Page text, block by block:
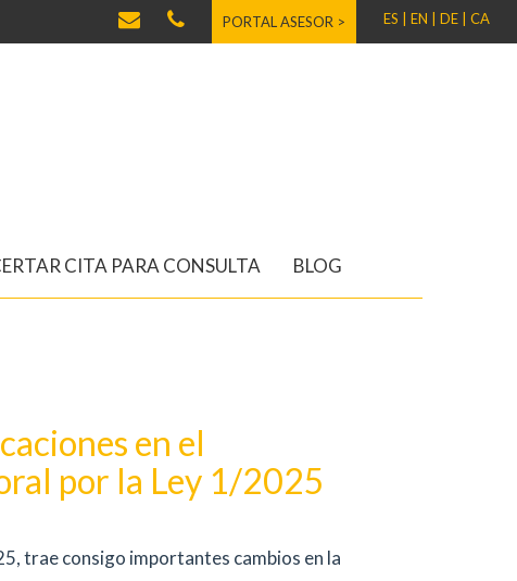
PORTAL ASESOR > ES | EN | DE | CA
CITA PARA CONSULTA BLOG
en el
por la Ley 1/2025
trae consigo importantes cambios en la